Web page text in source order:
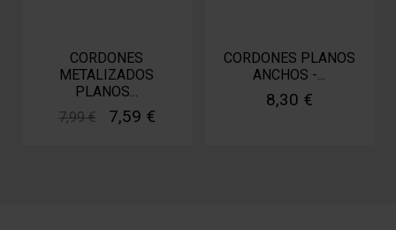
CORDONES
METALIZADOS
PLANOS...
7,99 €
7,59 €
CORDONES PLANOS
ANCHOS -...
8,30 €